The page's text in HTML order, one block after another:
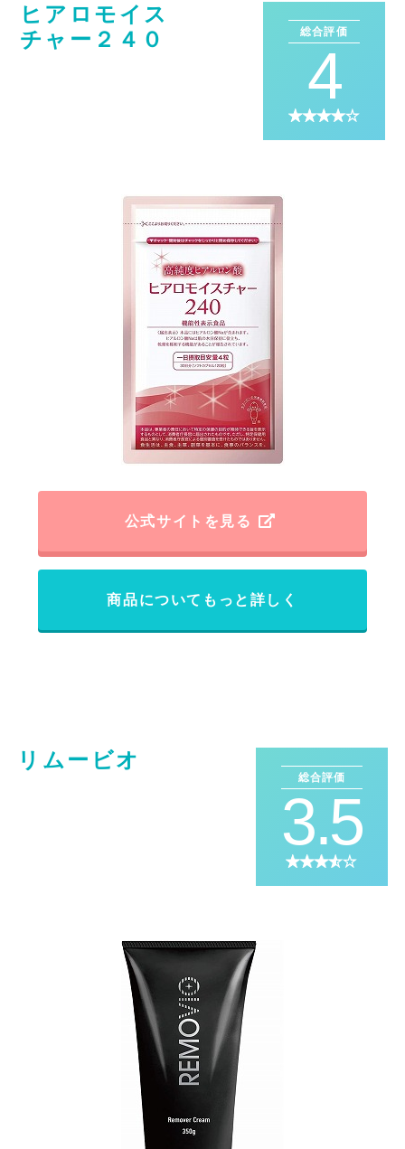
ヒアロモイス
チャー２４０
総合評価
4
公式サイトを見る
商品についてもっと詳しく
リムービオ
総合評価
3.5